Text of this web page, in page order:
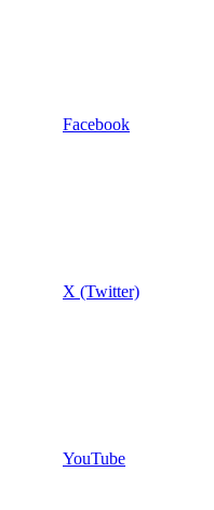
Facebook
X (Twitter)
YouTube